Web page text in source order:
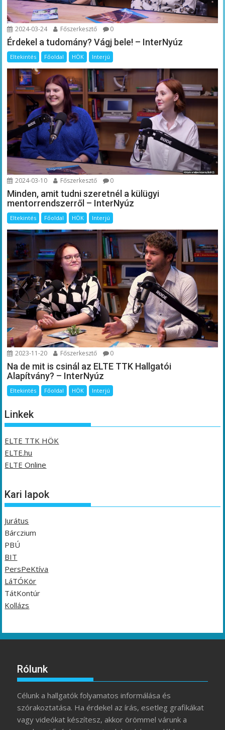
2024-03-24 Főszerkesztő 0
Érdekel a tudomány? Vágj bele! – InterNyúz
Eltekintés Főoldal HÖK Interjú
2024-03-10 Főszerkesztő 0
Minden, amit tudni szeretnél a külügyi
mentorrendszerről – InterNyúz
Eltekintés Főoldal HÖK Interjú
2023-11-20 Főszerkesztő 0
Na de mit is csinál az ELTE TTK Hallgatói
Alapítvány? – InterNyúz
Eltekintés Főoldal HÖK Interjú
Linkek
ELTE TTK HÖK
ELTE.hu
ELTE Online
Kari lapok
Jurátus
Bárczium
PBÚ
BIT
PersPeKtíva
LáTÓKör
TátKontúr
Kollázs
Rólunk
Célunk a hallgatók folyamatos informálása és
szórakoztatása. Ha érdekel az írás, esetleg grafikákat
vagy videókat készítesz, akkor örömmel várunk a